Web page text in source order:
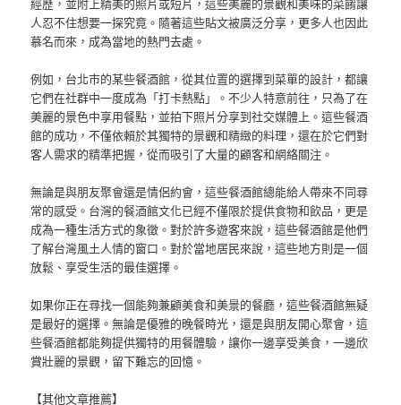
人忍不住想要一探究竟。隨著這些貼文被廣泛分享，更多人也因此
慕名而來，成為當地的熱門去處。
例如，台北市的某些餐酒館，從其位置的選擇到菜單的設計，都讓
它們在社群中一度成為「打卡熱點」。不少人特意前往，只為了在
美麗的景色中享用餐點，並拍下照片分享到社交媒體上。這些餐酒
館的成功，不僅依賴於其獨特的景觀和精緻的料理，還在於它們對
客人需求的精準把握，從而吸引了大量的顧客和網絡關注。
無論是與朋友聚會還是情侶約會，這些餐酒館總能給人帶來不同尋
常的感受。台灣的餐酒館文化已經不僅限於提供食物和飲品，更是
成為一種生活方式的象徵。對於許多遊客來說，這些餐酒館是他們
了解台灣風土人情的窗口。對於當地居民來說，這些地方則是一個
放鬆、享受生活的最佳選擇。
如果你正在尋找一個能夠兼顧美食和美景的餐廳，這些餐酒館無疑
是最好的選擇。無論是優雅的晚餐時光，還是與朋友開心聚會，這
些餐酒館都能夠提供獨特的用餐體驗，讓你一邊享受美食，一邊欣
賞壯麗的景觀，留下難忘的回憶。
【其他文章推薦】